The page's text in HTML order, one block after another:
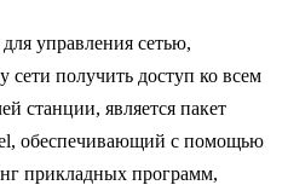
управления сетью,
получить доступ ко всем
станции, является пакет
обеспечивающий с помощью
прикладных программ,